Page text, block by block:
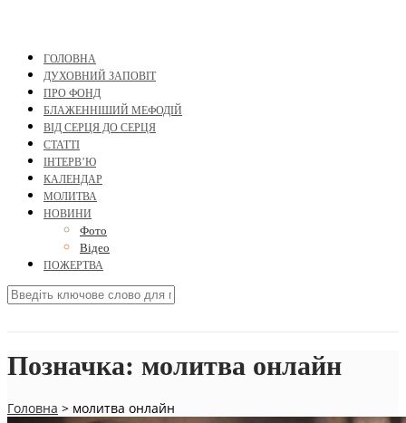
ГОЛОВНА
ДУХОВНИЙ ЗАПОВІТ
ПРО ФОНД
БЛАЖЕННІШИЙ МЕФОДІЙ
ВІД СЕРЦЯ ДО СЕРЦЯ
СТАТТІ
ІНТЕРВ’Ю
КАЛЕНДАР
МОЛИТВА
НОВИНИ
Фото
Відео
ПОЖЕРТВА
Позначка: молитва онлайн
Головна > молитва онлайн